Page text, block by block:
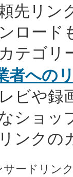
先リン
ロード
テゴリ
者への
ビや録
ショッ
ンクの
サードリン